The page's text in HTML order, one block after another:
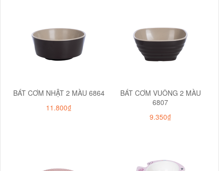
BÁT CƠM NHẬT 2 MÀU 6864
11.800₫
BÁT CƠM VUÔNG 2 MÀU
6807
9.350₫